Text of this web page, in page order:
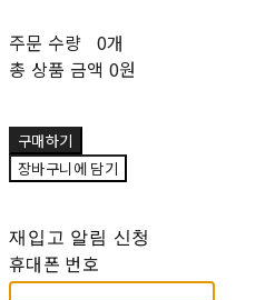
주문 수량 0개
총 상품 금액 0원
구매하기
장바구니에 담기
재입고 알림 신청
휴대폰 번호